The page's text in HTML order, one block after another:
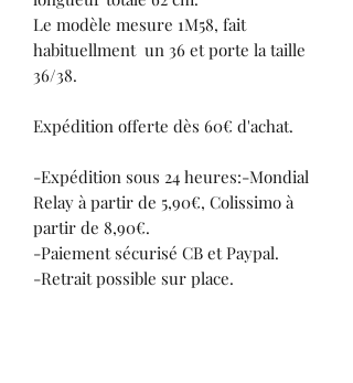
Le modèle mesure 1M58, fait
habituellment un 36 et porte la taille
36/38.
Expédition offerte dès 60€ d'achat.
-Expédition sous 24 heures:-Mondial
Relay à partir de 5,90€, Colissimo à
partir de 8,90€.
-Paiement sécurisé CB et Paypal.
-Retrait possible sur place.